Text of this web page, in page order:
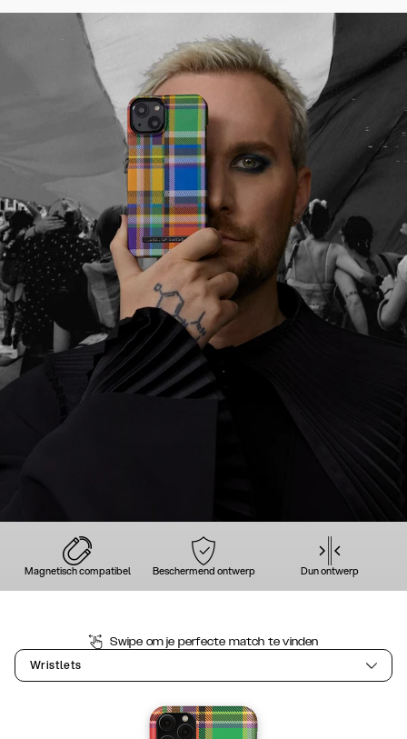
Magnetisch compatibel Beschermend ontwerp Dun ontwerp
Swipe om je perfecte match te vinden
Wristlets